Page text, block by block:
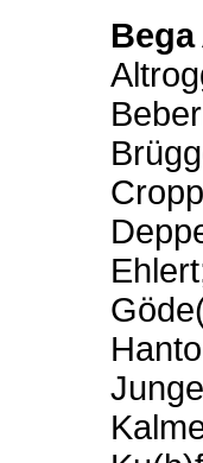
Bega
Cropp